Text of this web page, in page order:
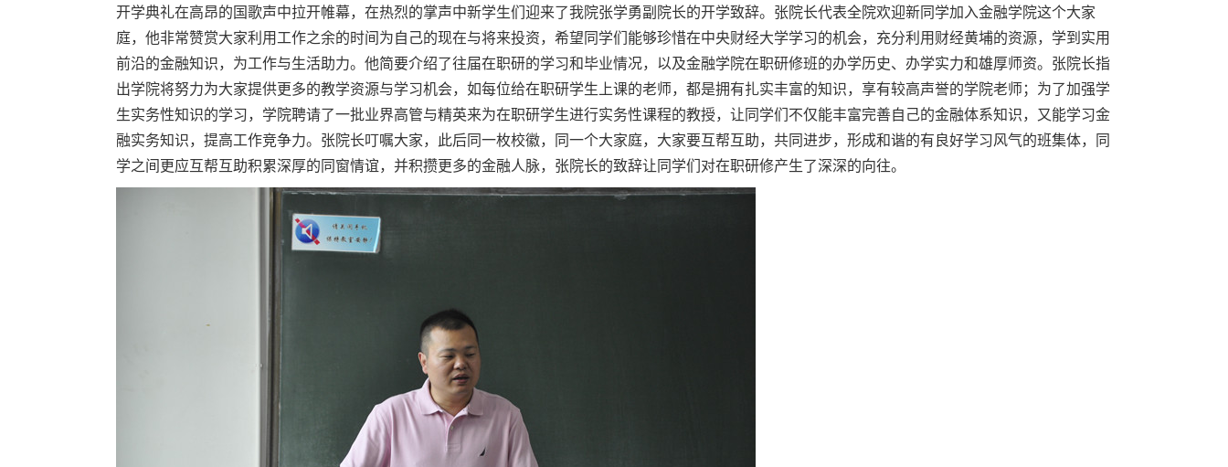
开学典礼在高昂的国歌声中拉开帷幕，在热烈的掌声中新学生们迎来了我院张学勇副院长的开学致辞。张院长代表全院欢迎新同学加入金融学院这个大家
庭，他非常赞赏大家利用工作之余的时间为自己的现在与将来投资，希望同学们能够珍惜在中央财经大学学习的机会，充分利用财经黄埔的资源，学到实用
前沿的金融知识，为工作与生活助力。他简要介绍了往届在职研的学习和毕业情况，以及金融学院在职研修班的办学历史、办学实力和雄厚师资。张院长指
出学院将努力为大家提供更多的教学资源与学习机会，如每位给在职研学生上课的老师，都是拥有扎实丰富的知识，享有较高声誉的学院老师；为了加强学
生实务性知识的学习，学院聘请了一批业界高管与精英来为在职研学生进行实务性课程的教授，让同学们不仅能丰富完善自己的金融体系知识，又能学习金
融实务知识，提高工作竞争力。张院长叮嘱大家，此后同一枚校徽，同一个大家庭，大家要互帮互助，共同进步，形成和谐的有良好学习风气的班集体，同
学之间更应互帮互助积累深厚的同窗情谊，并积攒更多的金融人脉，张院长的致辞让同学们对在职研修产生了深深的向往。